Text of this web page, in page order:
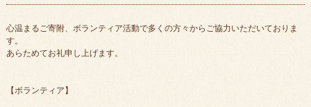
心温まるご寄附、ボランティア活動で多くの方々からご協力いただいておりま
す。
あらためてお礼申し上げます。
【ボランティア】